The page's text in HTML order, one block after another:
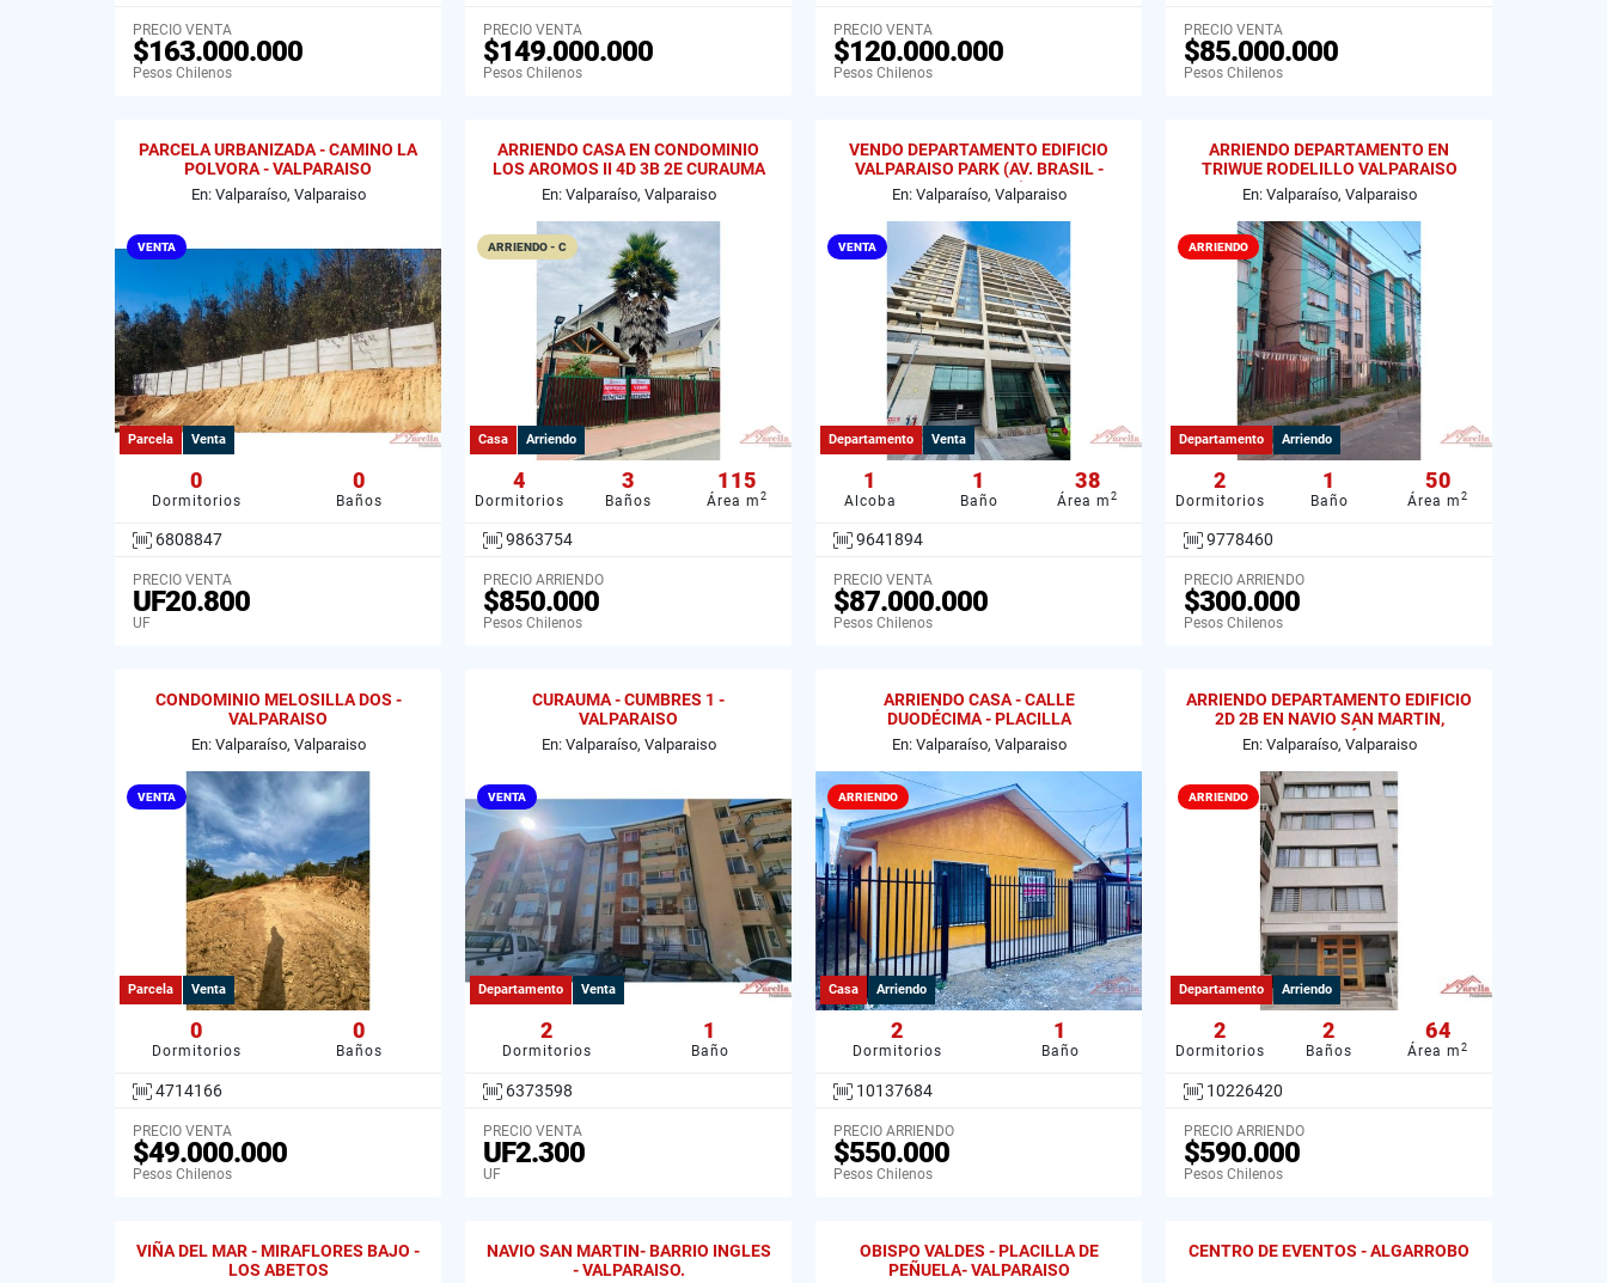
PRECIO VENTA
$163.000.000
Pesos Chilenos
PRECIO VENTA
$149.000.000
Pesos Chilenos
PRECIO VENTA
$120.000.000
Pesos Chilenos
PRECIO VENTA
$85.000.000
Pesos Chilenos
PARCELA URBANIZADA - CAMINO LA
POLVORA - VALPARAISO
En: Valparaíso, Valparaiso
VENTA
Parcela Venta
0
Dormitorios
0
Baños
6808847
PRECIO VENTA
UF20.800
UF
ARRIENDO CASA EN CONDOMINIO
LOS AROMOS II 4D 3B 2E CURAUMA
VALPARAISO
En: Valparaíso, Valparaiso
ARRIENDO - C
Casa Arriendo
4
Dormitorios
3
Baños
115
Área m 2
9863754
PRECIO ARRIENDO
$850.000
Pesos Chilenos
VENDO DEPARTAMENTO EDIFICIO
VALPARAISO PARK (AV. BRASIL -
GRAL CRUZ)
En: Valparaíso, Valparaiso
VENTA
Departamento Venta
1
Alcoba
1
Baño
38
Área m 2
9641894
PRECIO VENTA
$87.000.000
Pesos Chilenos
ARRIENDO DEPARTAMENTO EN
TRIWUE RODELILLO VALPARAISO
En: Valparaíso, Valparaiso
ARRIENDO
Departamento Arriendo
2
Dormitorios
1
Baño
50
Área m 2
9778460
PRECIO ARRIENDO
$300.000
Pesos Chilenos
CONDOMINIO MELOSILLA DOS -
VALPARAISO
En: Valparaíso, Valparaiso
VENTA
Parcela Venta
0
Dormitorios
0
Baños
4714166
PRECIO VENTA
$49.000.000
Pesos Chilenos
CURAUMA - CUMBRES 1 -
VALPARAISO
En: Valparaíso, Valparaiso
VENTA
Departamento Venta
2
Dormitorios
1
Baño
6373598
PRECIO VENTA
UF2.300
UF
ARRIENDO CASA - CALLE
DUODÉCIMA - PLACILLA
En: Valparaíso, Valparaiso
ARRIENDO
Casa Arriendo
2
Dormitorios
1
Baño
10137684
PRECIO ARRIENDO
$550.000
Pesos Chilenos
ARRIENDO DEPARTAMENTO EDIFICIO
2D 2B EN NAVIO SAN MARTIN,
VALPARAÍSO
En: Valparaíso, Valparaiso
ARRIENDO
Departamento Arriendo
2
Dormitorios
2
Baños
64
Área m 2
10226420
PRECIO ARRIENDO
$590.000
Pesos Chilenos
VIÑA DEL MAR - MIRAFLORES BAJO -
LOS ABETOS
NAVIO SAN MARTIN- BARRIO INGLES
- VALPARAISO.
OBISPO VALDES - PLACILLA DE
PEÑUELA- VALPARAISO
CENTRO DE EVENTOS - ALGARROBO